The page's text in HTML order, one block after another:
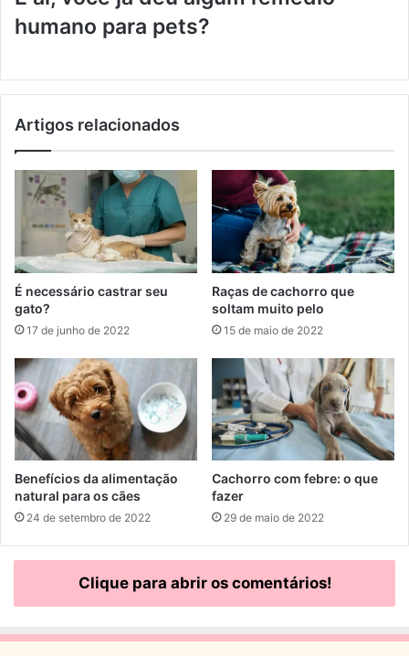
humano para pets?
Artigos relacionados
É necessário castrar seu
gato?
17 de junho de 2022
Raças de cachorro que
soltam muito pelo
15 de maio de 2022
Benefícios da alimentação
natural para os cães
24 de setembro de 2022
Cachorro com febre: o que
fazer
29 de maio de 2022
Clique para abrir os comentários!